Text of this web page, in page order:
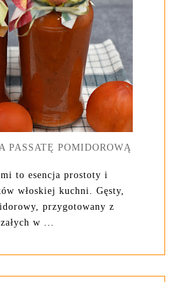
PASSATĘ POMIDOROWĄ
to esencja prostoty i
włoskiej kuchni. Gęsty,
przygotowany z
w ...